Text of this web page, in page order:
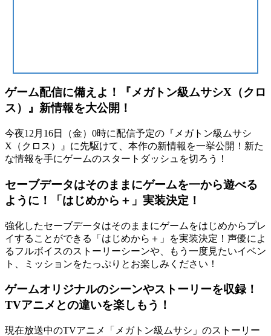
ゲーム配信に備えよ！『メガトン級ムサシX（クロ
ス）』新情報を大公開！
今夜12月16日（金）0時に配信予定の『メガトン級ムサシ
X（クロス）』に先駆けて、本作の新情報を一挙公開！新た
な情報を手にゲームのスタートダッシュを切ろう！
セーブデータはそのままにゲームを一から遊べる
ように！「はじめから＋」実装決定！
強化したセーブデータはそのままにゲームをはじめからプレ
イすることができる「はじめから＋」を実装決定！声優によ
るフルボイスのストーリーシーンや、もう一度見たいイベン
ト、ミッションをたっぷりとお楽しみください！
ゲームオリジナルのシーンやストーリーを収録！
TVアニメとの違いを楽しもう！
現在放送中のTVアニメ「メガトン級ムサシ」のストーリー